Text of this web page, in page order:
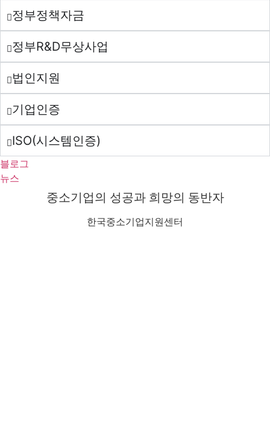
정부정책자금
정부R&D무상사업
법인지원
기업인증
ISO(시스템인증)
블로그
뉴스
중소기업의 성공과 희망의 동반자
한국중소기업지원센터